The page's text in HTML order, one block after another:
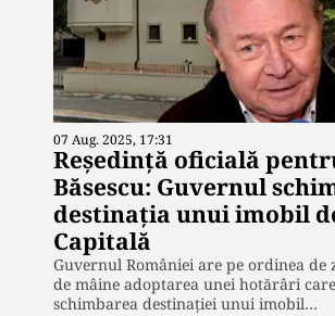
07 Aug. 2025, 17:31
Reședință oficială
Băsescu: Guvernul
destinația unui imobil
Capitală
Guvernul României are pe ordinea de
de mâine adoptarea unei hotărâri
schimbarea destinației unui imobil…